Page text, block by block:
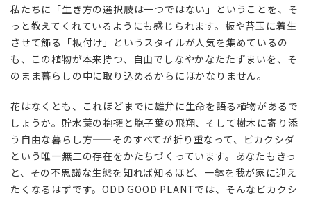
私たちに「生き方の選択肢は一つではない」ということを、そ
っと教えてくれているようにも感じられます。板や苔玉に着生
させて飾る「板付け」というスタイルが人気を集めているの
も、この植物が本来持つ、自由でしなやかなたたずまいを、そ
のまま暮らしの中に取り込めるからにほかなりません。
花はなくとも、これほどまでに雄弁に生命を語る植物があるで
しょうか。貯水葉の抱擁と胞子葉の飛翔、そして樹木に寄り添
う自由な暮らし方——そのすべてが折り重なって、ビカクシダ
という唯一無二の存在をかたちづくっています。あなたもきっ
と、その不思議な生態を知れば知るほど、一鉢を我が家に迎え
たくなるはずです。ODD GOOD PLANTでは、そんなビカクシ